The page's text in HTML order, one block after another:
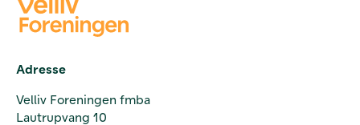
Adresse
Velliv Foreningen fmba
Lautrupvang 10